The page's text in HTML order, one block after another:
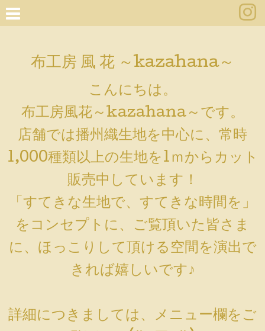
布工房 風 花 ～kazahana～
こんにちは。
布工房風花～kazahana～です。
店舗では播州織生地を中心に、常時
1,000種類以上の生地を1ｍからカット
販売中しています！
「すてきな生地で、すてきな時間を」
をコンセプトに、ご覧頂いた皆さま
に、ほっこりして頂ける空間を演出で
きれば嬉しいです♪
詳細につきましては、メニュー欄をご